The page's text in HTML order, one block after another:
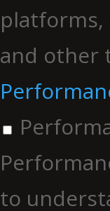
platforms,
and other
to